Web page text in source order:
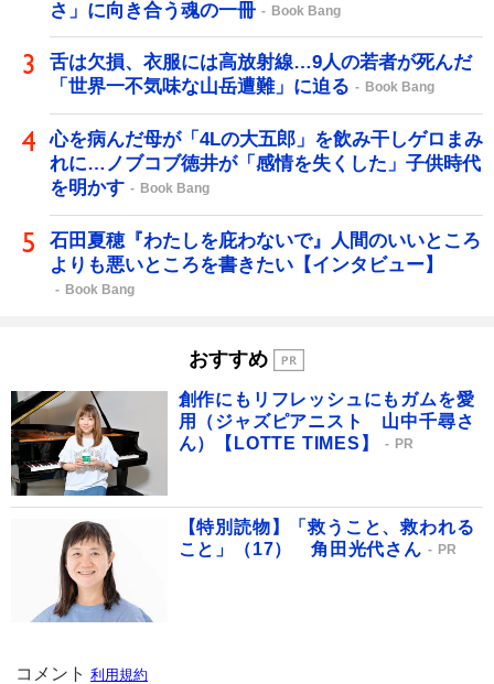
さ」に向き合う魂の一冊
Book Bang
舌は欠損、衣服には高放射線…9人の若者が死んだ
「世界一不気味な山岳遭難」に迫る
Book Bang
心を病んだ母が「4Lの大五郎」を飲み干しゲロまみ
れに…ノブコブ徳井が「感情を失くした」子供時代
を明かす
Book Bang
石田夏穂『わたしを庇わないで』人間のいいところ
よりも悪いところを書きたい【インタビュー】
Book Bang
おすすめ
創作にもリフレッシュにもガムを愛
用（ジャズピアニスト 山中千尋さ
ん）【LOTTE TIMES】
PR
【特別読物】「救うこと、救われる
こと」（17） 角田光代さん
PR